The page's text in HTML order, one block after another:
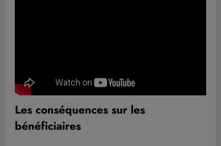
Les conséquences sur les
bénéficiaires